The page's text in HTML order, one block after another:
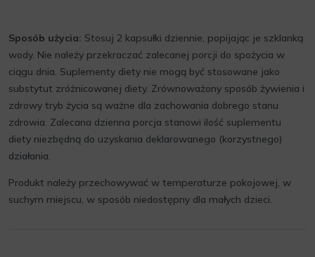
Sposób użycia: Stosuj 2 kapsułki dziennie, popijając je szklanką
wody. Nie należy przekraczać zalecanej porcji do spożycia w
ciągu dnia. Suplementy diety nie mogą być stosowane jako
substytut zróżnicowanej diety. Zrównoważony sposób żywienia i
zdrowy tryb życia są ważne dla zachowania dobrego stanu
zdrowia. Zalecana dzienna porcja stanowi ilość suplementu
diety niezbędną do uzyskania deklarowanego (korzystnego)
działania.
Produkt należy przechowywać w temperaturze pokojowej, w
suchym miejscu, w sposób niedostępny dla małych dzieci.